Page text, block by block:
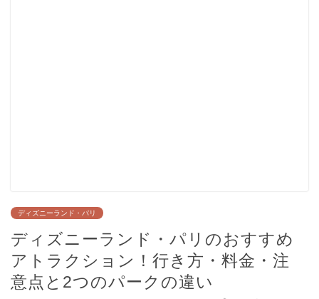
ディズニーランド・パリ
ディズニーランド・パリのおすすめ
アトラクション！行き方・料金・注
意点と2つのパークの違い